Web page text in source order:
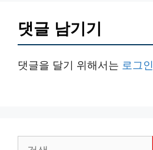
댓글 남기기
댓글을 달기 위해서는 로그인